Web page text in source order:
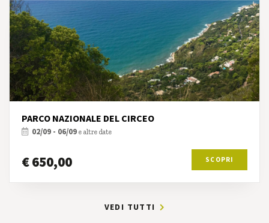
PARCO NAZIONALE DEL CIRCEO
02/09 - 06/09e altre date
€ 650,00 SCOPRI
VEDI TUTTI